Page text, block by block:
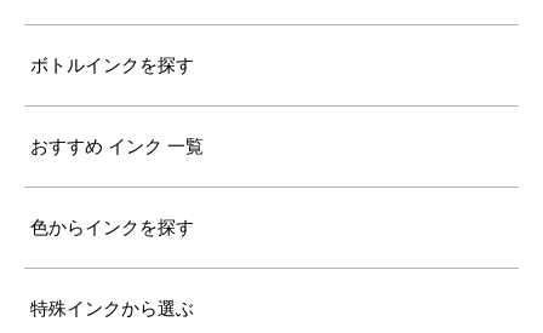
ボトルインクを探す
おすすめ インク 一覧
色からインクを探す
特殊インクから選ぶ